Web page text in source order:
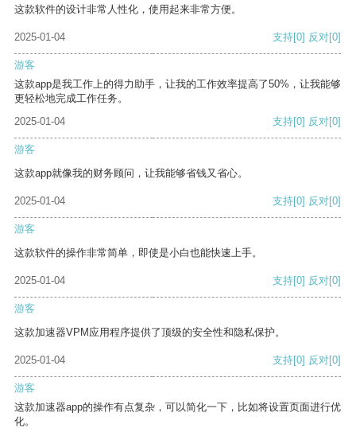
这款软件的设计非常人性化，使用起来非常方便。
2025-01-04 支持[0] 反对[0]
游客
这款app是我工作上的得力助手，让我的工作效率提高了50%，让我能够
更轻松地完成工作任务。
2025-01-04
支持[0] 反对[0]
游客
这款app就像我的财务顾问，让我能够省钱又省心。
2025-01-04 支持[0] 反对[0]
游客
这款软件的操作非常简单，即使是小白也能快速上手。
2025-01-04 支持[0] 反对[0]
游客
这款加速器VPM应用程序提供了顶级的安全性和隐私保护。
2025-01-04 支持[0] 反对[0]
游客
这款加速器app的操作有点复杂，可以简化一下，比如将设置页面进行优
化。